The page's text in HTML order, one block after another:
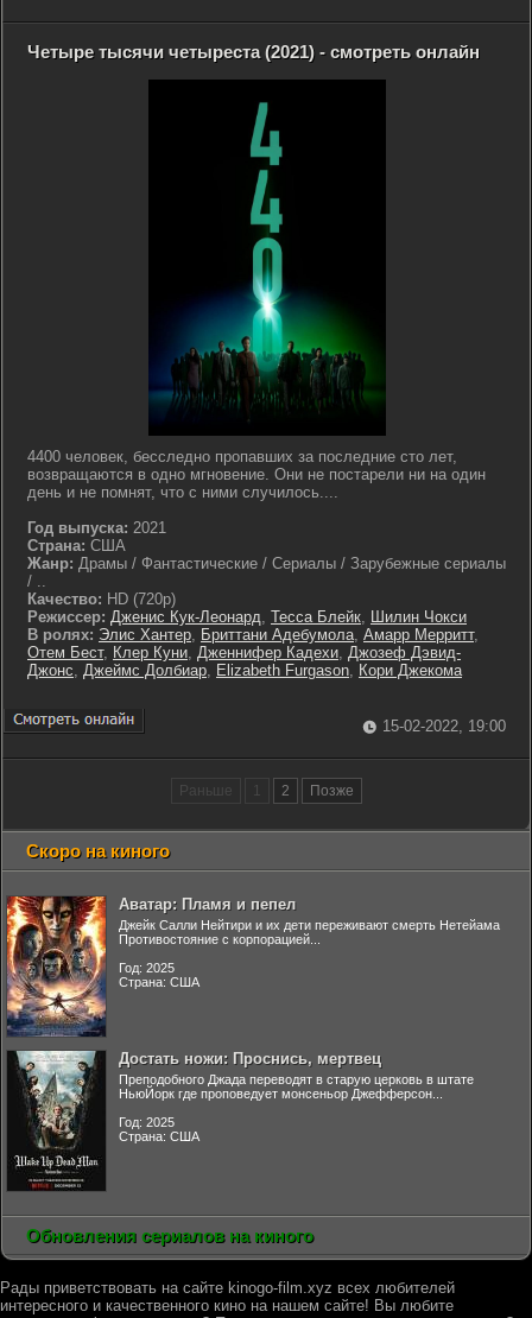
Четыре тысячи четыреста (2021) - смотреть онлайн
4400 человек, бесследно пропавших за последние сто лет,
возвращаются в одно мгновение. Они не постарели ни на один
день и не помнят, что с ними случилось....
Год выпуска: 2021
Страна: США
Жанр: Драмы / Фантастические / Сериалы / Зарубежные сериалы
/ ..
Качество: HD (720p)
Режиссер: Дженис Кук-Леонард, Тесса Блейк, Шилин Чокси
В ролях: Элис Хантер, Бриттани Адебумола, Амарр Мерритт,
Отем Бест, Клер Куни, Дженнифер Кадехи, Джозеф Дэвид-
Джонс, Джеймс Долбиар, Elizabeth Furgason, Кори Джекома
15-02-2022, 19:00
Раньше 2 Позже
Скоро на киного
Аватар: Пламя и пепел
Джейк Салли Нейтири и их дети переживают смерть Нетейама
Противостояние с корпорацией...
Год: 2025
Страна: США
Достать ножи: Проснись, мертвец
Преподобного Джада переводят в старую церковь в штате
НьюЙорк где проповедует монсеньор Джефферсон...
Год: 2025
Страна: США
Обновления сериалов на киного
Рады приветствовать на сайте kinogo-film.xyz всех любителей
интересного и качественного кино на нашем сайте! Вы любите